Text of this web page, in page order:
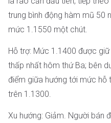
trung bình động hàm mũ 50
mức 1.1550 một chút.
Hỗ trợ: Mức 1.1400 được
thấp nhất hôm thứ Ba; bên
điểm giữa hướng tới mức hỗ
trên 1.1300.
Xu hướng: Giảm. Người bán